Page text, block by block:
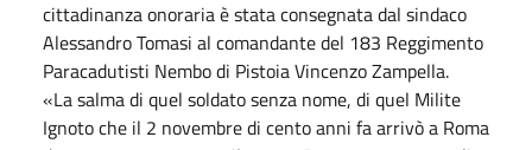
cittadinanza onoraria è stata consegnata dal sindaco
Alessandro Tomasi al comandante del 183 Reggimento
Paracadutisti Nembo di Pistoia Vincenzo Zampella.
«La salma di quel soldato senza nome, di quel Milite
Ignoto che il 2 novembre di cento anni fa arrivò a Roma